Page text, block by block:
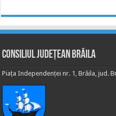
Consiliul Județean Brăila
Piața Independenței nr. 1, Brăila, jud.